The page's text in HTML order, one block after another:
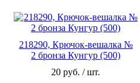
218290, Крючок-вешалка №
2 бронза Кунгур (500)
20 руб. / шт.